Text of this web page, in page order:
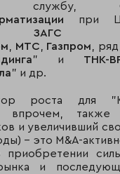
службу,
при
ЗАГС
МТС Газпром ,
" и ТНК-
" и др.
роста для
впрочем,
и увеличивший
– это M&A-
приобретении
и